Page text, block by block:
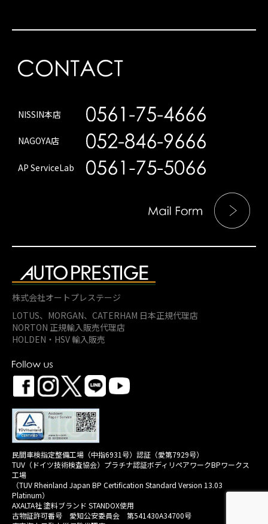
NISSIN本店
NAGOYA店
AP ServiceLab
株式会社オートプレステージ
LOTUS、MORGAN、 CATERHAM 日本正規代理店
NORTON 正規輸入販売代理店
HOLDEN・HSV 輸入販売
民間車検指定整備工場（中指6931号）認証（愛第7929号）
TUV（ドイツ技術検査協会）プラチナ認証ボディリペアワークBPワークス
工場
（TUV Rheinland Japan BP Certification Standard Version 13.03
Platinum）
AXALTA社 塗料ブランド STANDOX使用
古物証許可番号 愛知公安委員会 第541430A34700号